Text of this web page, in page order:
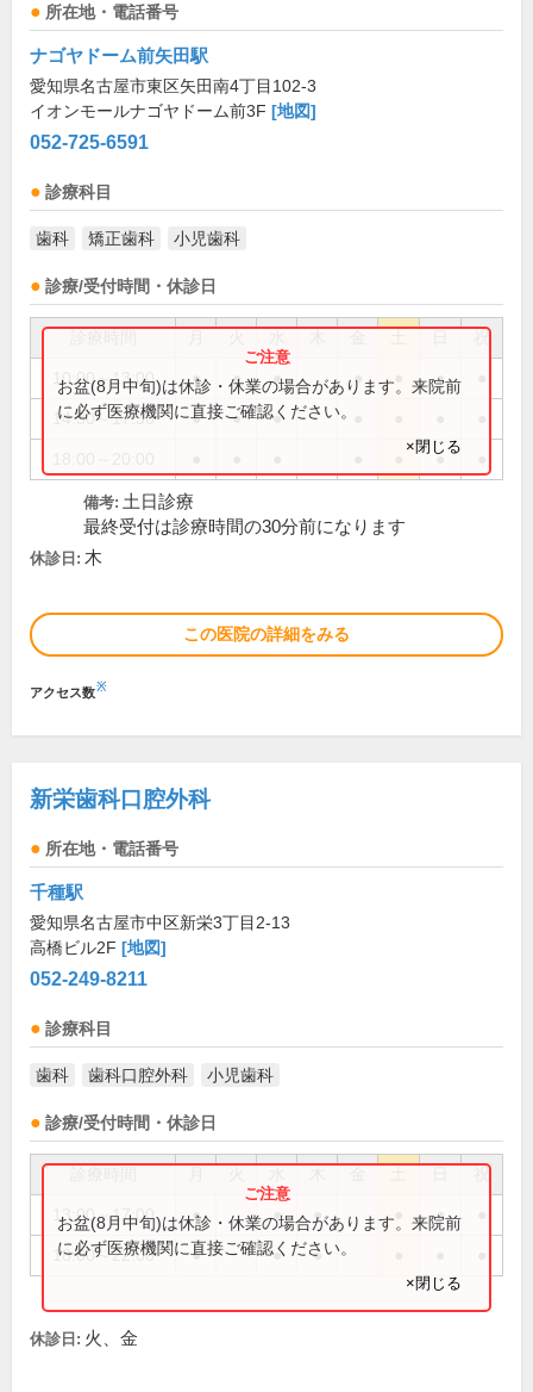
所在地・電話番号
ナゴヤドーム前矢田駅
愛知県名古屋市東区矢田南4丁目102-3
イオンモールナゴヤドーム前3F [地図]
052-725-6591
診療科目
歯科 矯正歯科 小児歯科
診療/受付時間・休診日
祝
10:00～13:00 ● ● ● ● ●
14:30～17:30 ● ● ●
●
お盆(8月中旬)は休診・休業の場合があります。来院前
に必ず医療機関に直接ご確認ください。
×閉じる
備考: 土日診療
最終受付は診療時間の30分前になります
休診日: 木
この医院の詳細をみる
アクセス数※
新栄歯科口腔外科
所在地・電話番号
千種駅
愛知県名古屋市中区新栄3丁目2-13
高橋ビル2F [地図]
052-249-8211
診療科目
歯科 歯科口腔外科 小児歯科
診療/受付時間・休診日
祝
13:00～17:00 ● ● ● ●
18:00～22:00 ● ● ●
お盆(8月中旬)は休診・休業の場合があります。来院前
に必ず医療機関に直接ご確認ください。
×閉じる
休診日: 火、金